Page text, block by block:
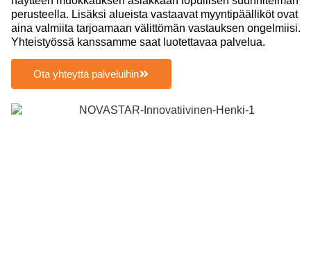
perusteella. Lisäksi alueista vastaavat myyntipäälliköt ovat
aina valmiita tarjoamaan välittömän vastauksen ongelmiisi.
Yhteistyössä kanssamme saat luotettavaa palvelua.
Ota yhteyttä palveluihin